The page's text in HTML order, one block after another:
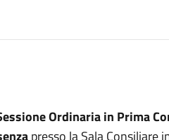
Ordinaria in Prima
presso la Sala Consiliare